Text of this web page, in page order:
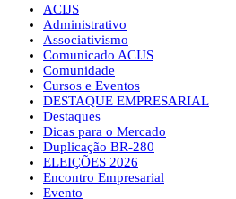
ACIJS
Administrativo
Associativismo
Comunicado ACIJS
Comunidade
Cursos e Eventos
DESTAQUE EMPRESARIAL
Destaques
Dicas para o Mercado
Duplicação BR-280
ELEIÇÕES 2026
Encontro Empresarial
Evento